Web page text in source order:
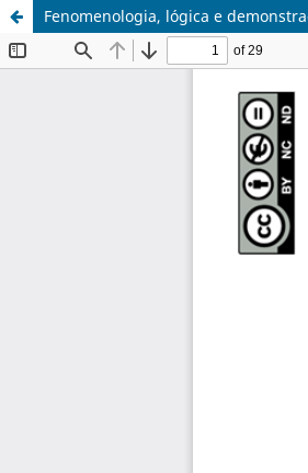
Fenomenologia, lógica e